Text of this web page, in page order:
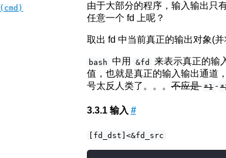
(cmd)
由于大部分的程序，输入输出只
任意一个 fd 上呢？
取出 fd 中当前真正的输出对象(
bash 中用 &fd 来表示真正的输
值，也就是真正的输入输出通道
号太反人类了。。。不应是 *1
输入 #
[fd_dst]<&fd_src